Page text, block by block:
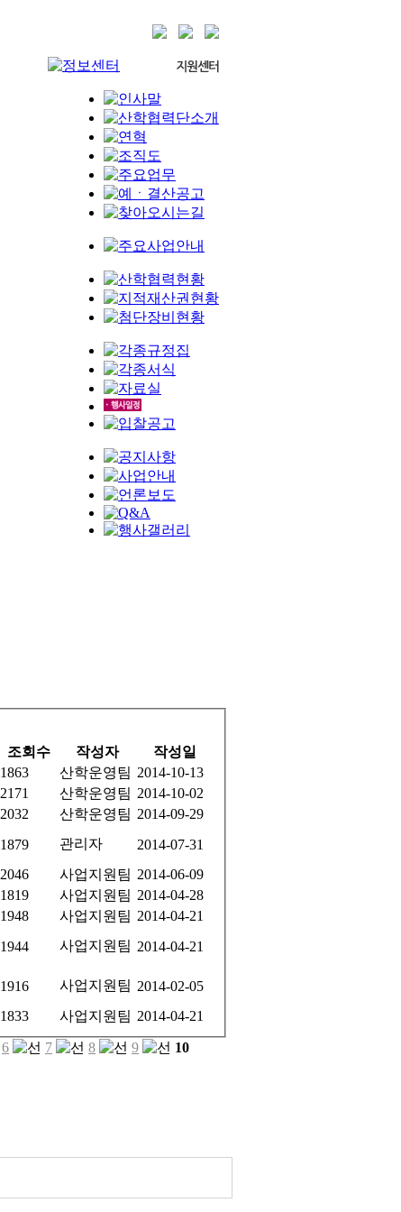
조회수 작성자
작성일
1863 산학운영팀 2014-10-13
2171 산학운영팀 2014-10-02
2032 산학운영팀 2014-09-29
1879 관리자
2014-07-31
2046 사업지원팀 2014-06-09
1819 사업지원팀 2014-04-28
1948 사업지원팀 2014-04-21
1944 사업지원팀 2014-04-21
1916 사업지원팀 2014-02-05
1833 사업지원팀 2014-04-21
6 7 8 9 10